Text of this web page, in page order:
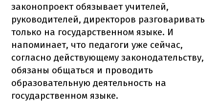
законопроект обязывает учителей,
руководителей, директоров разговаривать
только на государственном языке. И
напоминает, что педагоги уже сейчас,
согласно действующему законодательству,
обязаны общаться и проводить
образовательную деятельность на
государственном языке.